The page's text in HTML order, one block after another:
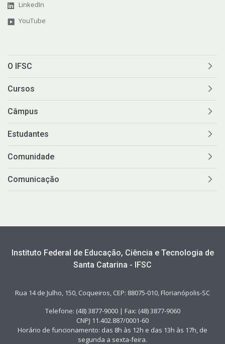
LinkedIn
YouTube
O IFSC
Cursos
Câmpus
Estudantes
Comunidade
Comunicação
Instituto Federal de Educação, Ciência e Tecnologia de
Santa Catarina - IFSC
Rua 14 de Julho, 150, Coqueiros, CEP: 88075-010, Florianópolis-SC
Telefone: (48) 3877-9000 | Fax: (48) 3877-9060
CNPJ 11.402.887/0001-60
Horário de funcionamento: das 8h às 12h e das 13h às 17h, de
segunda a sexta-feira.